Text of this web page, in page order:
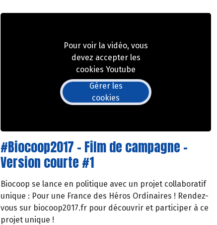
Pour voir la vidéo, vous
devez accepter les
cookies Youtube
Gérer les
cookies
#Biocoop2017 - Film de campagne -
Version courte #1
Biocoop se lance en politique avec un projet collaboratif
unique : Pour une France des Héros Ordinaires ! Rendez-
vous sur biocoop2017.fr pour découvrir et participer à ce
projet unique !